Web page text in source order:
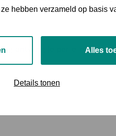
hebben verzameld op basis
Alles
Details tonen
over rapporteren. Ze
ontvang je per e-mail